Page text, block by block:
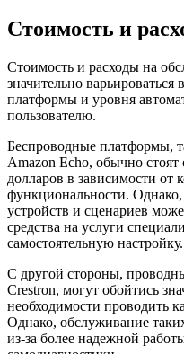
Стоимость и
Стоимость и расходы на
значительно
платформы и уровня
пользователю.
Беспроводные платформы,
Amazon Echo, обычно стоят
долларов в зависимости от
функциональности. Однако,
устройств и сценариев
средства на услуги
самостоятельную настройку.
С другой стороны,
Crestron, могут обойтись
необходимости проводить
Однако, обслуживание
из-за более надежной